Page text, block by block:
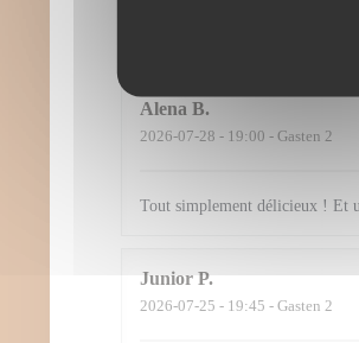
fluide, prévenante et jamais
attentions délicates, on se sent
Alena B
2026-07-28 - 19:00 - Gasten 2
Tout simplement délicieux ! Et
Junior P
2026-07-25 - 19:45 - Gasten 2